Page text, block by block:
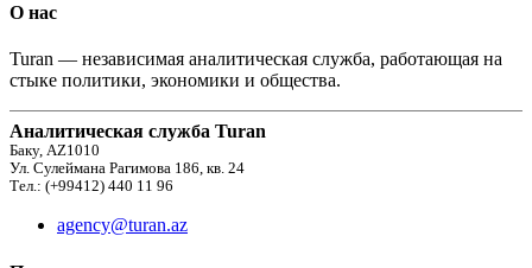
О нас
Turan — независимая аналитическая служба, работающая на
стыке политики, экономики и общества.
Аналитическая служба Turan
Баку, AZ1010
Ул. Сулеймана Рагимова 186, кв. 24
Тел.: (+99412) 440 11 96
agency@turan.az